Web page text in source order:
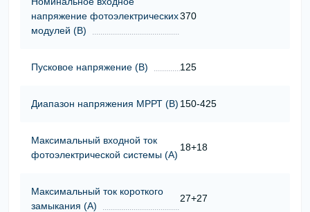
напряжение фотоэлектрических
модулей (В)
370
Пусковое напряжение (В) 125
Диапазон напряжения МРРТ (В) 150-425
Максимальный входной ток
фотоэлектрической системы (А)
18+18
Максимальный ток короткого
замыкания (А)
27+27